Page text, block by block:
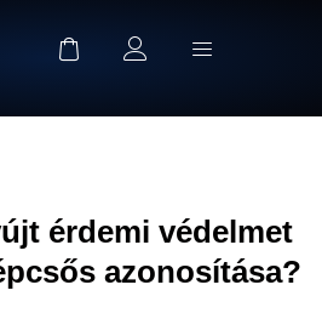
érdemi védelmet
azonosítása?